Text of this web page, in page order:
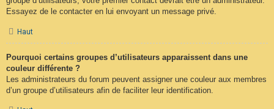
Essayez de le contacter en lui envoyant un message privé.
Haut
Pourquoi certains groupes d’utilisateurs apparaissent dans une
couleur différente ?
Les administrateurs du forum peuvent assigner une couleur aux membres
d’un groupe d’utilisateurs afin de faciliter leur identification.